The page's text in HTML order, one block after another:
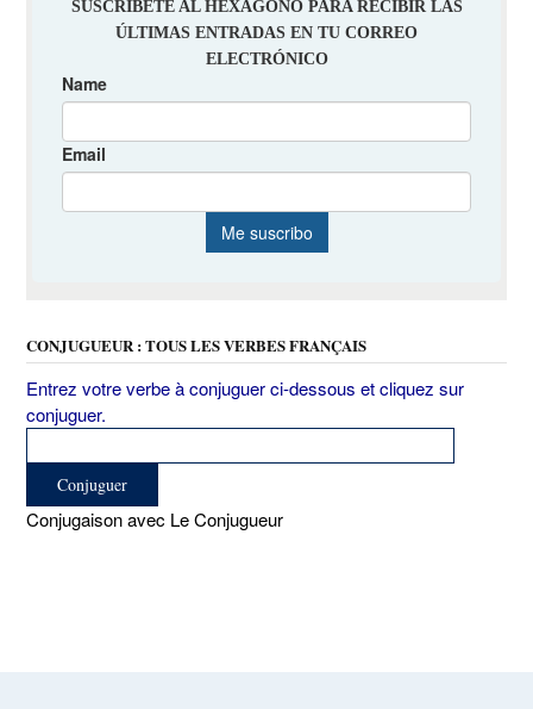
CONJUGUEUR : TOUS LES VERBES FRANÇAIS
Entrez votre verbe à conjuguer ci-dessous et cliquez sur
conjuguer.
Conjugaison avec Le Conjugueur